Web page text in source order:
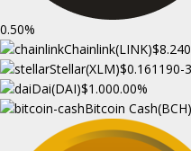
0.50%
Chainlink(LINK)$8.24
Stellar(XLM)$0.161190-
Dai(DAI)$1.000.00%
Bitcoin Cash(BCH)